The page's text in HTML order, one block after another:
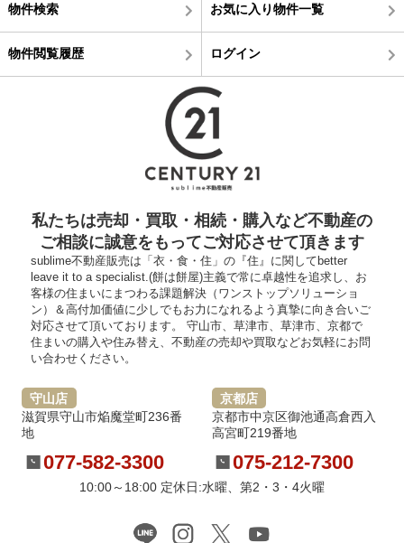
物件検索 お気に入り物件一覧
物件閲覧履歴 ログイン
私たちは売却・買取・相続・購入など不動産の
ご相談に誠意をもってご対応させて頂きます
sublime不動産販売は「衣・食・住」の『住』に関してbetter
leave it to a specialist.(餅は餅屋)主義で常に卓越性を追求し、お
客様の住まいにまつわる課題解決（ワンストップソリューショ
ン）＆高付加価値に少しでもお力になれるよう真摯に向き合いご
対応させて頂いております。 守山市、草津市、草津市、京都で
住まいの購入や住み替え、不動産の売却や買取などお気軽にお問
い合わせください。
守山店
滋賀県守山市焔魔堂町236番
地
077-582-3300
京都店
京都市中京区御池通高倉西入
高宮町219番地
075-212-7300
10:00～18:00 定休日:水曜、第2・3・4火曜